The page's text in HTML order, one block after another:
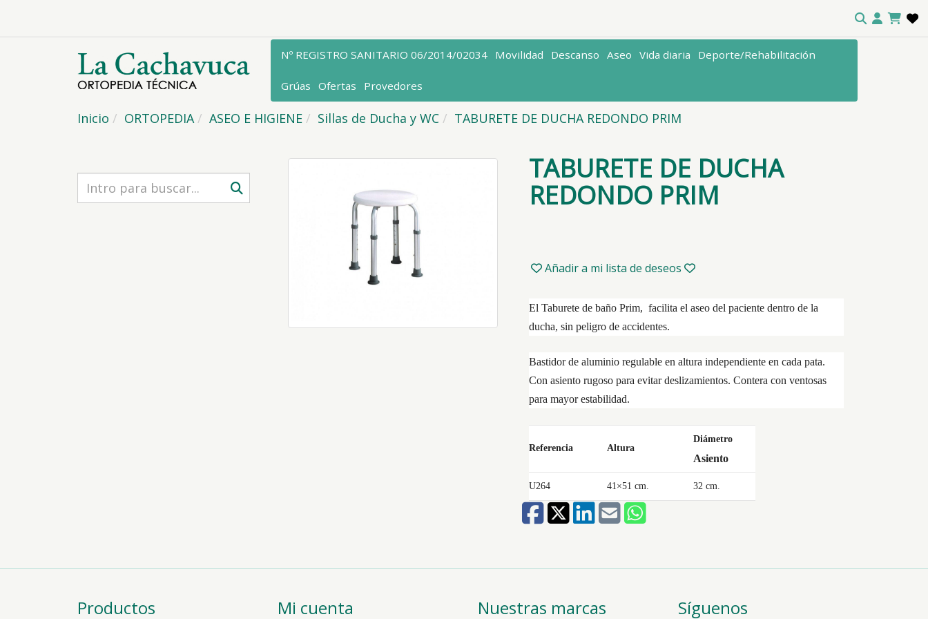
Nº REGISTRO SANITARIO 06/2014/02034 Movilidad Descanso Aseo Vida diaria Deporte/Rehabilitación
Grúas Ofertas Provedores
Inicio ORTOPEDIA ASEO E HIGIENE Sillas de Ducha y WC TABURETE DE DUCHA REDONDO PRIM
TABURETE DE DUCHA
REDONDO PRIM
Añadir a mi lista de deseos
El Taburete de baño Prim, facilita el aseo del paciente dentro de la
ducha, sin peligro de accidentes.
Bastidor de aluminio regulable en altura independiente en cada pata.
Con asiento rugoso para evitar deslizamientos. Contera con ventosas
para mayor estabilidad.
Referencia Altura
Diámetro
Asiento
U264 41×51 cm. 32 cm.
Productos Mi cuenta Nuestras marcas Síguenos